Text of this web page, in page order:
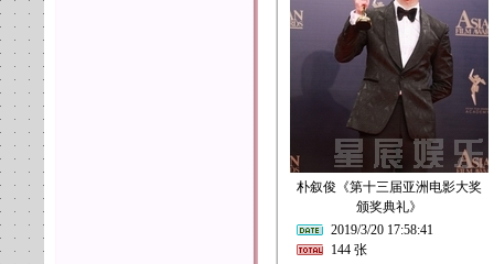
朴叙俊《第十三届亚洲电影大奖
颁奖典礼》
2019/3/20 17:58:41
144 张